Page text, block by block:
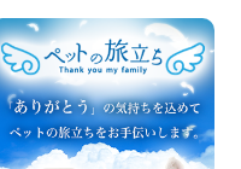
100円レンタカー 各務原那加
2026年08月06日
パクトSUV 軽 ミニバ
!!関東圏必見♪ 東京都
100円レンタカー 町田根岸
2026年08月06日